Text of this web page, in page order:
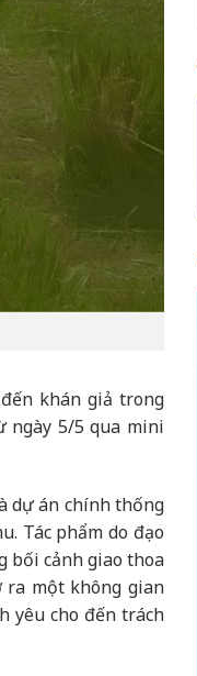
khán giả trong
ngày 5/5 qua mini
dự án chính thống
Tác phẩm do đạo
bối cảnh giao thoa
ra một không gian
yêu cho đến trách